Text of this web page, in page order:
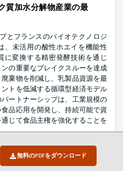
無料のPDFをダウンロード
質加水分解物産業の最
とフランスのバイオテクノロジ
、未活用の酸性ホエイを機能性
に変換する精密発酵技術を通じ
の重要なブレイクスルーを達成
棄物を削減し、乳製品資源を最
トを低減する循環型経済モデル
ートナーシップは、工業規模の
品応用を開発し、持続可能で資
じて食品主権を強化することを
ロジー企業Eniferは、フィンラン
レードのマイコプロテイン工場
ドル）を調達しました。この施